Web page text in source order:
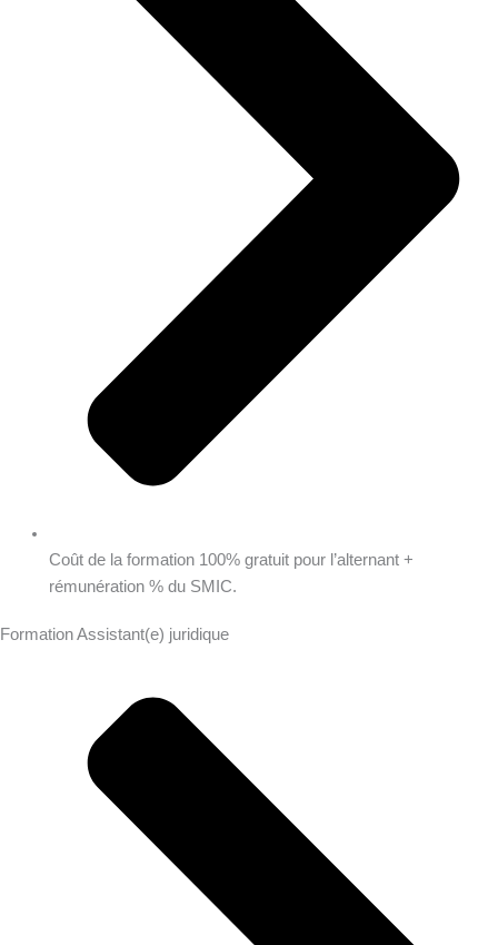
Coût de la formation 100% gratuit pour l’alternant +
rémunération % du SMIC.
Formation Assistant(e) juridique